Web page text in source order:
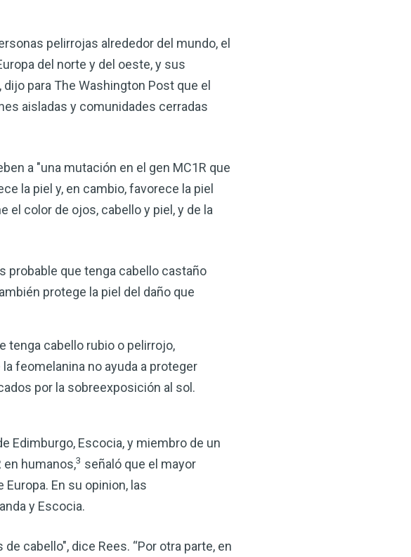
pelirrojas alrededor del mundo, el
del norte y del oeste, y sus
para The Washington Post que el
aisladas y comunidades cerradas
a "una mutación en el gen MC1R que
la piel y, en cambio, favorece la piel
el color de ojos, cabello y piel, y de la
probable que tenga cabello castaño
protege la piel del daño que
tenga cabello rubio o pelirrojo,
feomelanina no ayuda a proteger
por la sobreexposición al sol.
Edimburgo, Escocia, y miembro de un
humanos,3 señaló que el mayor
En su opinion, las
y Escocia.
cabello", dice Rees. “Por otra parte, en
de forma natural con el
de manzana (VSM) es uno de los
de la naturaleza, ya sea que
digestión, reforzar la salud de su
lo que el VSM puede hacer por su salud!